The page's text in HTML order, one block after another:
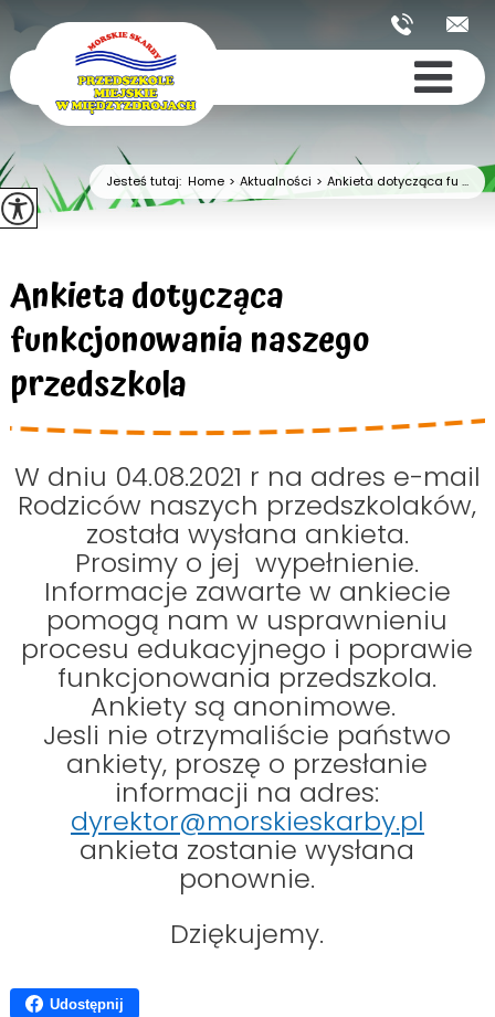
Jesteś tutaj:Home > Aktualności > Ankieta dotycząca fu ...
Ankieta dotycząca
funkcjonowania naszego
przedszkola
W dniu 04.08.2021 r na adres e-mail
Rodziców naszych przedszkolaków,
została wysłana ankieta.
Prosimy o jej wypełnienie.
Informacje zawarte w ankiecie
pomogą nam w usprawnieniu
procesu edukacyjnego i poprawie
funkcjonowania przedszkola.
Ankiety są anonimowe.
Jesli nie otrzymaliście państwo
ankiety, proszę o przesłanie
informacji na adres:
dyrektor@morskieskarby.pl
ankieta zostanie wysłana
ponownie.
Dziękujemy.
Udostępnij